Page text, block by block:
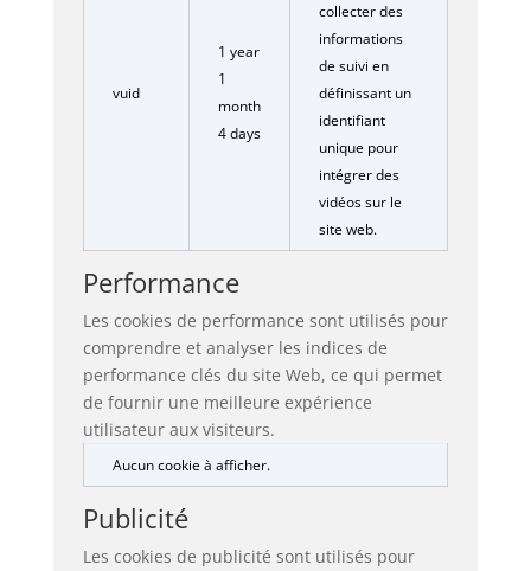
vuid
1 year
1
month
4 days
collecter des
informations
de suivi en
définissant un
identifiant
unique pour
intégrer des
vidéos sur le
site web.
Performance
Les cookies de performance sont utilisés pour
comprendre et analyser les indices de
performance clés du site Web, ce qui permet
de fournir une meilleure expérience
utilisateur aux visiteurs.
Aucun cookie à afficher.
Publicité
Les cookies de publicité sont utilisés pour